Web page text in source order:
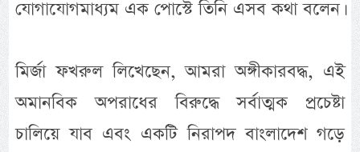
যোগাযোগমাধ্যম এক পোস্টে তিনি এসব কথা বলেন।
মির্জা ফখরুল লিখেছেন, আমরা অঙ্গীকারবদ্ধ, এই
অমানবিক অপরাধের বিরুদ্ধে সর্বাত্মক প্রচেষ্টা
চালিয়ে যাব এবং একটি নিরাপদ বাংলাদেশ গড়ে